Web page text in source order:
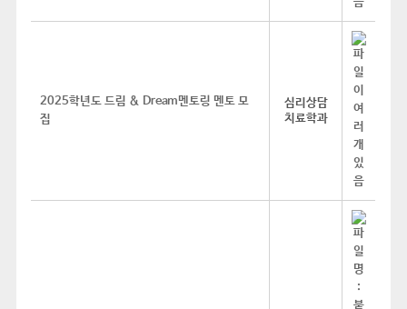
2025학년도 드림 & Dream멘토링 멘토 모
집
심리상담
치료학과